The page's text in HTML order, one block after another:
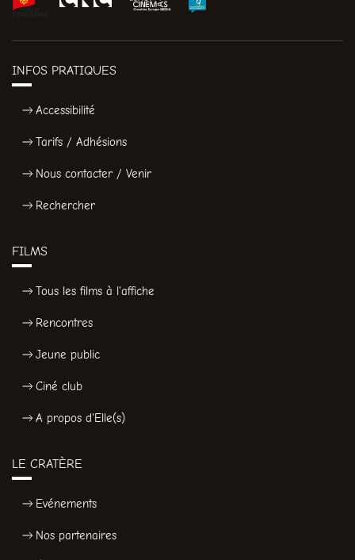
INFOS PRATIQUES
Accessibilité
Tarifs / Adhésions
Nous contacter / Venir
Rechercher
FILMS
Tous les films à l'affiche
Rencontres
Jeune public
Ciné club
A propos d'Elle(s)
LE CRATÈRE
Evénements
Nos partenaires